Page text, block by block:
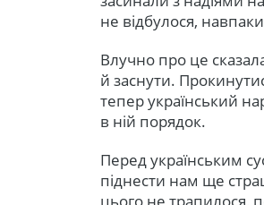
не відбулося,
Влучно про це
й заснути.
тепер український
в ній порядок.
Перед українським
піднести нам ще